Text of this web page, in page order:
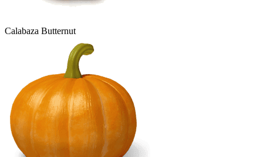
Calabaza Butternut